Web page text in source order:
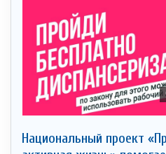
Национальный проект